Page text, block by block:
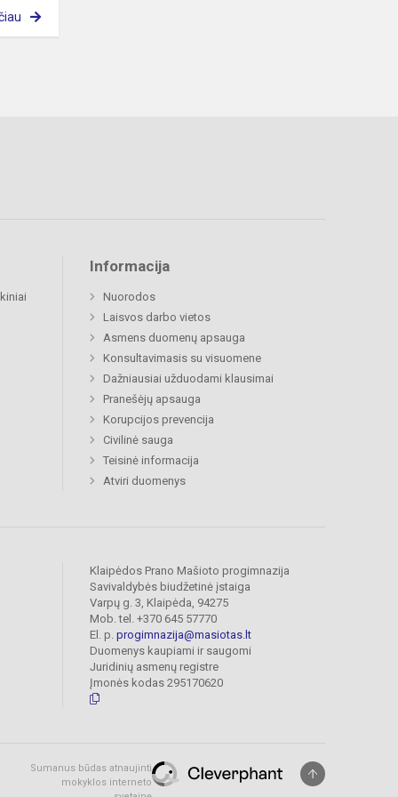
Informacija
Nuorodos
Laisvos darbo vietos
Asmens duomenų apsauga
Konsultavimasis su visuomene
Dažniausiai užduodami klausimai
Pranešėjų apsauga
Korupcijos prevencija
Civilinė sauga
Teisinė informacija
Atviri duomenys
Klaipėdos Prano Mašioto progimnazija
Savivaldybės biudžetinė įstaiga
Varpų g. 3, Klaipėda, 94275
Mob. tel. +370 645 57770
El. p. progimnazija@masiotas.lt
Duomenys kaupiami ir saugomi
Juridinių asmenų registre
Įmonės kodas 295170620
Sumanus būdas atnaujinti
mokyklos interneto